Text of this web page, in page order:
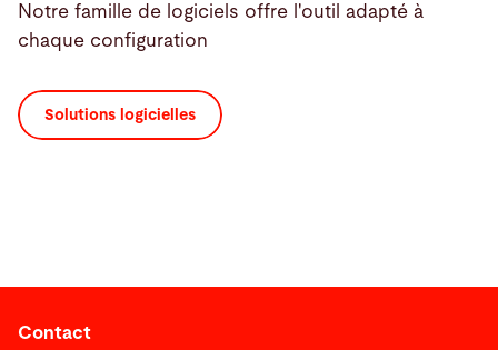
Notre famille de logiciels offre l'outil adapté à
chaque configuration
Solutions logicielles
Contact